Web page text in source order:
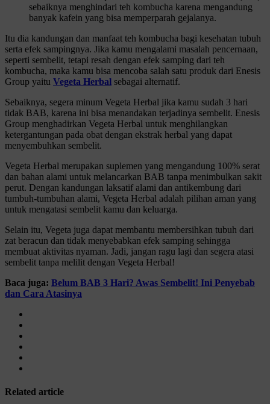
sebaiknya menghindari teh kombucha karena mengandung
banyak kafein yang bisa memperparah gejalanya.
Itu dia kandungan dan manfaat teh kombucha bagi kesehatan tubuh
serta efek sampingnya. Jika kamu mengalami masalah pencernaan,
seperti sembelit, tetapi resah dengan efek samping dari teh
kombucha, maka kamu bisa mencoba salah satu produk dari Enesis
Group yaitu Vegeta Herbal sebagai alternatif.
Sebaiknya, segera minum Vegeta Herbal jika kamu sudah 3 hari
tidak BAB, karena ini bisa menandakan terjadinya sembelit. Enesis
Group menghadirkan Vegeta Herbal untuk menghilangkan
ketergantungan pada obat dengan ekstrak herbal yang dapat
menyembuhkan sembelit.
Vegeta Herbal merupakan suplemen yang mengandung 100% serat
dan bahan alami untuk melancarkan BAB tanpa menimbulkan sakit
perut. Dengan kandungan laksatif alami dan antikembung dari
tumbuh-tumbuhan alami, Vegeta Herbal adalah pilihan aman yang
untuk mengatasi sembelit kamu dan keluarga.
Selain itu, Vegeta juga dapat membantu membersihkan tubuh dari
zat beracun dan tidak menyebabkan efek samping sehingga
membuat aktivitas nyaman. Jadi, jangan ragu lagi dan segera atasi
sembelit tanpa melilit dengan Vegeta Herbal!
Baca juga: Belum BAB 3 Hari? Awas Sembelit! Ini Penyebab
dan Cara Atasinya
Related article